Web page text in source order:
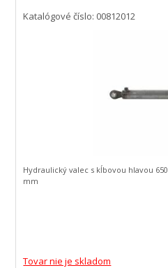
Katalógové číslo: 00812012
Tovar nie je skladom
Hydraulický valec s kĺbovou hlavou 650
mm